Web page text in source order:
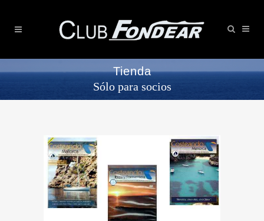
Tienda
Sólo para socios